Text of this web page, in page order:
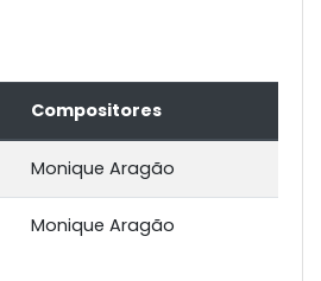
Compositores
Monique Aragão
Monique Aragão